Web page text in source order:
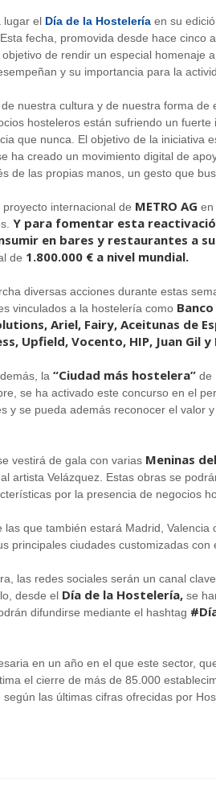
lugar el Día de la Hostelería en su
fecha, promovida desde hace cinco
objetivo de rendir un especial
y su importancia para la
nuestra cultura y de nuestra forma
hosteleros están sufriendo un fuerte
que nunca. El objetivo de la iniciativa
ha creado un movimiento digital de
de las propias manos, un gesto que
internacional de METRO AG en
Y para fomentar esta
en bares y restaurantes a
de 1.800.000 € a nivel mundial.
diversas acciones durante estas
vinculados a la hostelería como
Ariel, Fairy, Aceitunas de
Upfield, Vocento, HIP, Juan Gil y
la “Ciudad más hostelera” de
se ha activado este concurso en el
y se pueda además reconocer el valor
vestirá de gala con varias Meninas del
artista Velázquez. Estas obras se
por la presencia de negocios
que también estará Madrid, Valencia
principales ciudades customizadas con
las redes sociales serán un canal
desde el Día de la Hostelería, se
difundirse mediante el hashtag
en un año en el que este sector,
el cierre de más de 85.000
las últimas cifras ofrecidas por